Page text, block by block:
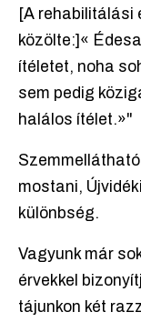
[A rehabilitálási
közölte:]«
ítéletet, noha
sem pedig
halálos ítélet.»"
mostani,
különbség.
Vagyunk már
érvekkel
tájunkon két